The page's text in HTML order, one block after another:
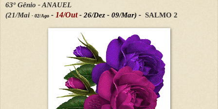
63º Gênio -ANAUEL
(21/Mai - 02/Ago - 14/Out- 26/Dez - 09/Mar) - SALMO 2